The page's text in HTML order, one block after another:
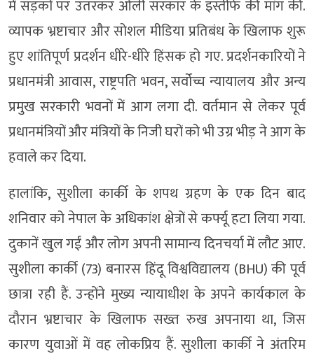
में सड़कों पर उतरकर ओली सरकार के इस्तीफे की मांग की.
व्यापक भ्रष्टाचार और सोशल मीडिया प्रतिबंध के खिलाफ शुरू
हुए शांतिपूर्ण प्रदर्शन धीरे-धीरे हिंसक हो गए. प्रदर्शनकारियों ने
प्रधानमंत्री आवास, राष्ट्रपति भवन, सर्वोच्च न्यायालय और अन्य
प्रमुख सरकारी भवनों में आग लगा दी. वर्तमान से लेकर पूर्व
प्रधानमंत्रियों और मंत्रियों के निजी घरों को भी उग्र भीड़ ने आग के
हवाले कर दिया.
हालांकि, सुशीला कार्की के शपथ ग्रहण के एक दिन बाद
शनिवार को नेपाल के अधिकांश क्षेत्रों से कर्फ्यू हटा लिया गया.
दुकानें खुल गईं और लोग अपनी सामान्य दिनचर्या में लौट आए.
सुशीला कार्की (73) बनारस हिंदू विश्वविद्यालय (BHU) की पूर्व
छात्रा रही हैं. उन्होंने मुख्य न्यायाधीश के अपने कार्यकाल के
दौरान भ्रष्टाचार के खिलाफ सख्त रुख अपनाया था, जिस
कारण युवाओं में वह लोकप्रिय हैं. सुशीला कार्की ने अंतरिम